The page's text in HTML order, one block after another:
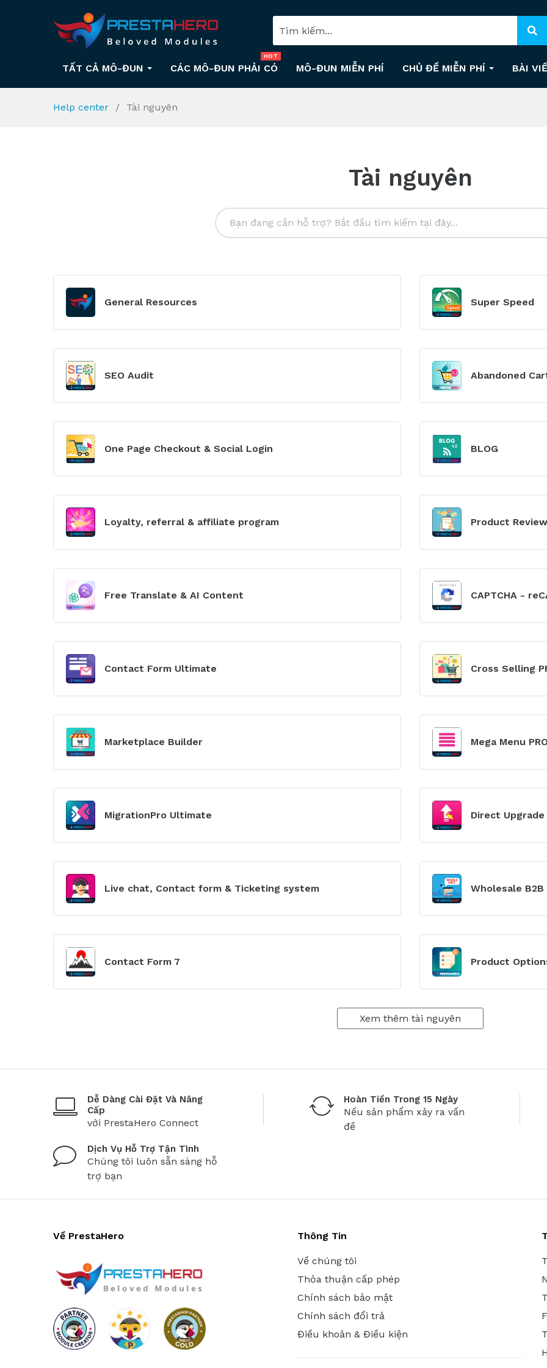
TẤT CẢ MÔ-ĐUN CÁC MÔ-ĐUN PHẢI CÓ
HOT
MÔ-ĐUN MIỄN PHÍ CHỦ ĐỀ MIỄN PHÍ BÀI
Help center Tài nguyên
Tài nguyên
General Resources
mô-
Super Speed
mô-
đun
SEO Audit
mô-
đun
Abandoned
mô-
đun
One Page Checkout & Social Login
mô-
đun
BLOG
đun
Loyalty, referral & affiliate program
mô-
đun
Product
mô-
đun
Free Translate & AI Content
đun
CAPTCHA -
đun
Contact Form Ultimate
mô-
đun
Cross Selling
mô-
đun
Marketplace Builder
mô-
đun
Mega Menu
đun
MigrationPro Ultimate
mô-
đun
Direct Upgrade
đun
Live chat, Contact form & Ticketing system
đun
Wholesale B2B
đun
Contact Form 7
đun
Product
mô-
đun
Xem thêm tài nguyên
Dễ Dàng Cài Đặt Và Nâng
Cấp
với PrestaHero Connect
Hoàn Tiền Trong 15 Ngày
Nếu sản phẩm xảy ra vấn
đề
Dịch Vụ Hỗ Trợ Tận Tình
Chúng tôi luôn sẵn sàng hỗ
trợ bạn
Về PrestaHero Thông Tin
Về chúng tôi
Thỏa thuận cấp phép
Chính sách bảo mật
Chính sách đổi trả
Điều khoản & Điều kiện